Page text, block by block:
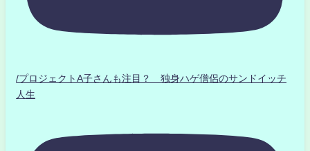
/プロジェクトA子さんも注目？ 独身ハゲ僧侶のサンドイッチ
人生